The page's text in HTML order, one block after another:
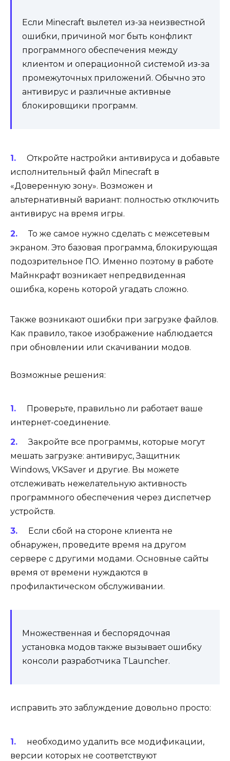
Если Minecraft вылетел из-за неизвестной
ошибки, причиной мог быть конфликт
программного обеспечения между
клиентом и операционной системой из-за
промежуточных приложений. Обычно это
антивирус и различные активные
блокировщики программ.
Откройте настройки антивируса и добавьте
исполнительный файл Minecraft в
«Доверенную зону». Возможен и
альтернативный вариант: полностью отключить
антивирус на время игры.
То же самое нужно сделать с межсетевым
экраном. Это базовая программа, блокирующая
подозрительное ПО. Именно поэтому в работе
Майнкрафт возникает непредвиденная
ошибка, корень которой угадать сложно.
Также возникают ошибки при загрузке файлов.
Как правило, такое изображение наблюдается
при обновлении или скачивании модов.
Возможные решения:
Проверьте, правильно ли работает ваше
интернет-соединение.
Закройте все программы, которые могут
мешать загрузке: антивирус, Защитник
Windows, VKSaver и другие. Вы можете
отслеживать нежелательную активность
программного обеспечения через диспетчер
устройств.
Если сбой на стороне клиента не
обнаружен, проведите время на другом
сервере с другими модами. Основные сайты
время от времени нуждаются в
профилактическом обслуживании.
Множественная и беспорядочная
установка модов также вызывает ошибку
консоли разработчика TLauncher.
исправить это заблуждение довольно просто:
необходимо удалить все модификации,
версии которых не соответствуют